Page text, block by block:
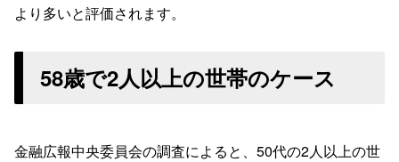
より多いと評価されます。
58歳で2人以上の世帯のケース
金融広報中央委員会の調査によると、50代の2人以上の世